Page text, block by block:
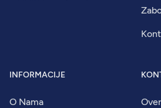
INFORMACIJE
O Nama